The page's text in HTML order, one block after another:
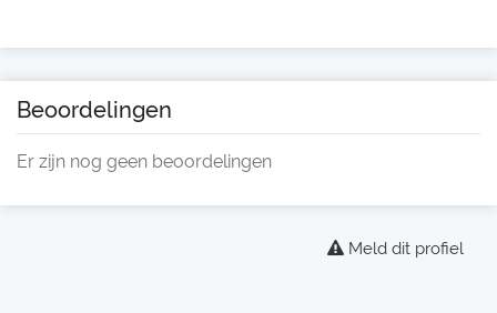
Beoordelingen
Er zijn nog geen beoordelingen
Meld dit profiel